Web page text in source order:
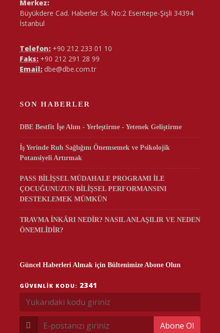
Merkez:
Büyükdere Cad. Haberler Sk. No:2 Esentepe-Şişli 34394
İstanbul
Telefon: +90 212 233 01 10
Faks: +90 212 291 28 99
Email: dbe@dbe.com.tr
SON HABERLER
DBE Bestfit İşe Alım - Yerleştirme - Yetenek Geliştirme
İş Yerinde Ruh Sağlığını Önemsemek ve Psikolojik
Potansiyeli Artırmak
PASS BİLİŞSEL MÜDAHALE PROGRAMI İLE
ÇOCUĞUNUZUN BİLİŞSEL PERFORMANSINI
DESTEKLEMEK MÜMKÜN
TRAVMA İNKÂRI NEDİR? NASIL ANLAŞILIR VE NEDEN
ÖNEMLİDİR?
Güncel Haberleri Almak için Bültenimize Abone Olun
GÜVENLIK KODU: 2341
Abone Ol